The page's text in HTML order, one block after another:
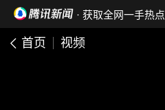
· 获取全网一手热点
首页 视频